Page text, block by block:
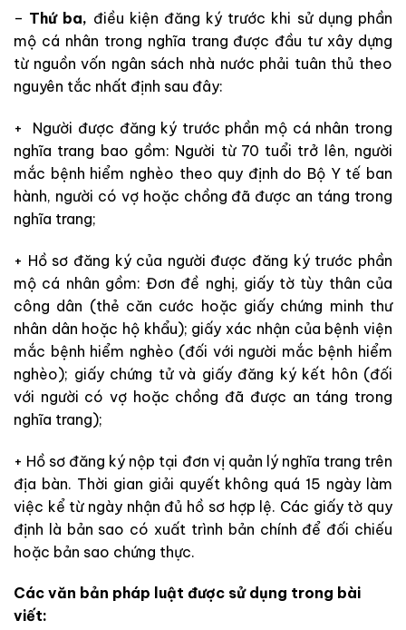
– Thứ ba, điều kiện đăng ký trước khi sử dụng phần
mộ cá nhân trong nghĩa trang được đầu tư xây dựng
từ nguồn vốn ngân sách nhà nước phải tuân thủ theo
nguyên tắc nhất định sau đây:
+ Người được đăng ký trước phần mộ cá nhân trong
nghĩa trang bao gồm: Người từ 70 tuổi trở lên, người
mắc bệnh hiểm nghèo theo quy định do Bộ Y tế ban
hành, người có vợ hoặc chồng đã được an táng trong
nghĩa trang;
+ Hồ sơ đăng ký của người được đăng ký trước phần
mộ cá nhân gồm: Đơn đề nghị, giấy tờ tùy thân của
công dân (thẻ căn cước hoặc giấy chứng minh thư
nhân dân hoặc hộ khẩu); giấy xác nhận của bệnh viện
mắc bệnh hiểm nghèo (đối với người mắc bệnh hiểm
nghèo); giấy chứng tử và giấy đăng ký kết hôn (đối
với người có vợ hoặc chồng đã được an táng trong
nghĩa trang);
+ Hồ sơ đăng ký nộp tại đơn vị quản lý nghĩa trang trên
địa bàn. Thời gian giải quyết không quá 15 ngày làm
việc kể từ ngày nhận đủ hồ sơ hợp lệ. Các giấy tờ quy
định là bản sao có xuất trình bản chính để đối chiếu
hoặc bản sao chứng thực.
Các văn bản pháp luật được sử dụng trong bài
viết: